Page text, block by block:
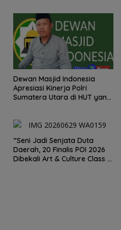
Dewan Masjid Indonesia
Apresiasi Kinerja Polri
Sumatera Utara di HUT yang
“Seni Jadi Senjata Duta
Daerah, 20 Finalis POI 2026
Dibekali Art & Culture Class di